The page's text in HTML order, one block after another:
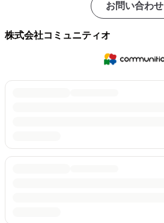
お問い合わせ
株式会社コミュニティオ